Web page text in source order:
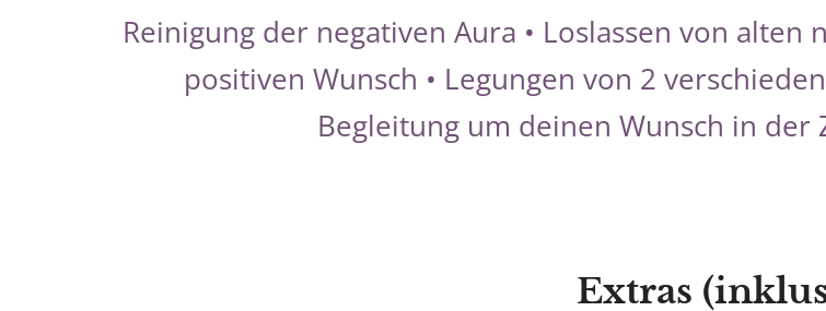
Reinigung der negativen Aura • Loslassen von alten
positiven Wunsch • Legungen von 2
Begleitung um deinen Wunsch in
Extras